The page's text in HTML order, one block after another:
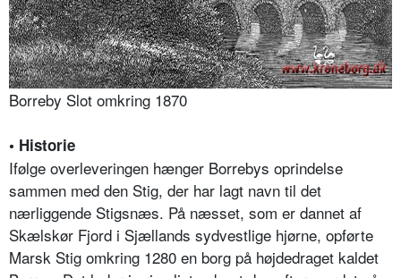
Borreby Slot omkring 1870
• Historie
Ifølge overleveringen hænger Borrebys oprindelse
sammen med den Stig, der har lagt navn til det
nærliggende Stigsnæs. På næsset, som er dannet af
Skælskør Fjord i Sjællands sydvestlige hjørne, opførte
Marsk Stig omkring 1280 en borg på højdedraget kaldet